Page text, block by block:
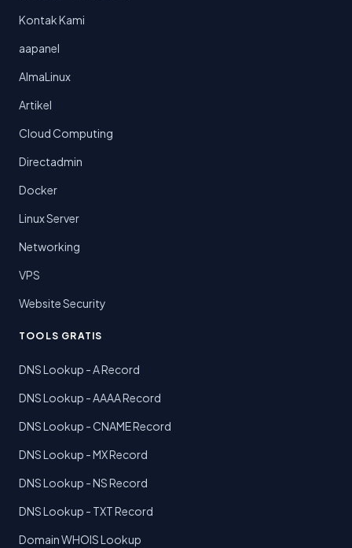
Kontak Kami
aapanel
AlmaLinux
Artikel
Cloud Computing
Directadmin
Docker
Linux Server
Networking
VPS
Website Security
TOOLS GRATIS
DNS Lookup - A Record
DNS Lookup - AAAA Record
DNS Lookup - CNAME Record
DNS Lookup - MX Record
DNS Lookup - NS Record
DNS Lookup - TXT Record
Domain WHOIS Lookup